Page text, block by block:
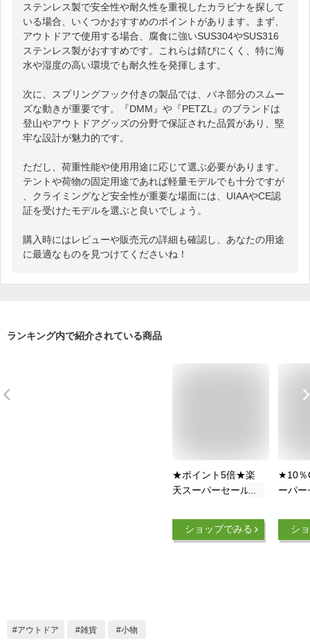
ステンレス製で安全性や耐久性を重視したカラビナを探して
いる場合、いくつかおすすめのポイントがあります。まず、
アウトドアで使用する場合、腐食に強いSUS304やSUS316
ステンレス製がおすすめです。これらは錆びにくく、特に海
水や湿度の高い環境でも耐久性を発揮します。
次に、スプリングフック付きの製品では、バネ部分のスムー
ズな動きが重要です。『DMM』や『PETZL』のブランドは
登山やアウトドアグッズの分野で保証された品質があり、堅
牢な設計が魅力的です。
ただし、荷重性能や使用用途に応じて選ぶ必要があります。
テントや荷物の固定用途であれば軽量モデルでも十分ですが
、クライミングなど安全性が重要な場面には、UIAAやCE認
証を受けたモデルを選ぶと良いでしょう。
購入時にはレビューや販売元の詳細も確認し、あなたの用途
に最適なものを見つけてくださいね！
ランキング内で紹介されている商品
★ポイント5倍★楽
天スーパーセール★
ト ステンレス スプ
リングフック キーホ
ショップでみる
★10％
ーパ
テンレ
フッ
シ
アウトドア 雑貨 小物